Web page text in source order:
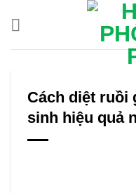
Cách diệt ruồi
sinh hiệu quả